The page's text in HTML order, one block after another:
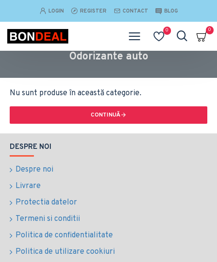
LOGIN REGISTER CONTACT BLOG
0 0
Odorizante auto
Nu sunt produse în această categorie.
CONTINUĂ
DESPRE NOI
Despre noi
Livrare
Protectia datelor
Termeni si conditii
Politica de confidentialitate
Politica de utilizare cookiuri